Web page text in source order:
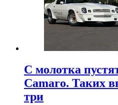
С молотка
Camaro. Таких
три